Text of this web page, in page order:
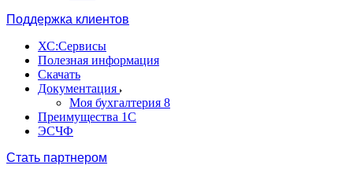
Поддержка клиентов
ХС:Сервисы
Полезная информация
Скачать
Документация
Моя бухгалтерия 8
Преимущества 1С
ЭСЧФ
Стать партнером